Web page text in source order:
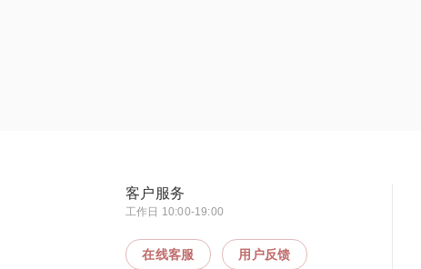
客户服务
工作日 10:00-19:00
在线客服 用户反馈